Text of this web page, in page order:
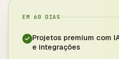
EM 60 DIAS
Projetos premium com
e integrações